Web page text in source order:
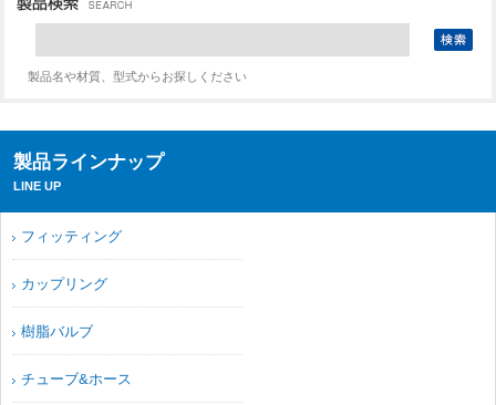
製品名や材質、型式からお探しください
製品ラインナップ
LINE UP
フィッティング
カップリング
樹脂バルブ
チューブ&ホース